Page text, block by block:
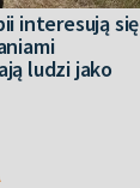
interesują się
ludzi jako